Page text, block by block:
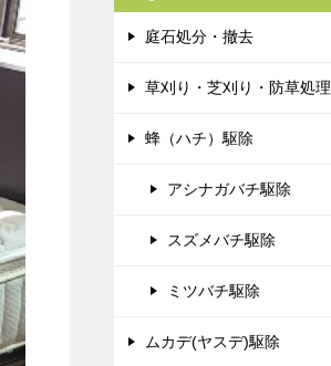
庭石処分・撤去
草刈り・芝刈り・防草処理
蜂（ハチ）駆除
アシナガバチ駆除
スズメバチ駆除
ミツバチ駆除
ムカデ(ヤスデ)駆除